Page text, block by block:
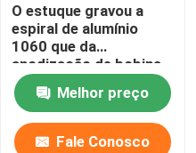
O estuque gravou a
espiral de alumínio
1060 que da
anodização de bobina
o emperramento 1050
H14 revestiu Pvc 0.1-
300mm
Melhor preço
Fale Conosco